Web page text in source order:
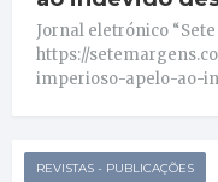
Jornal eletrónico
https://
imperioso-apelo-ao-
REVISTAS - PUBLICAÇÕES